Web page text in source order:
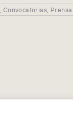
Convocatorias, Prensa